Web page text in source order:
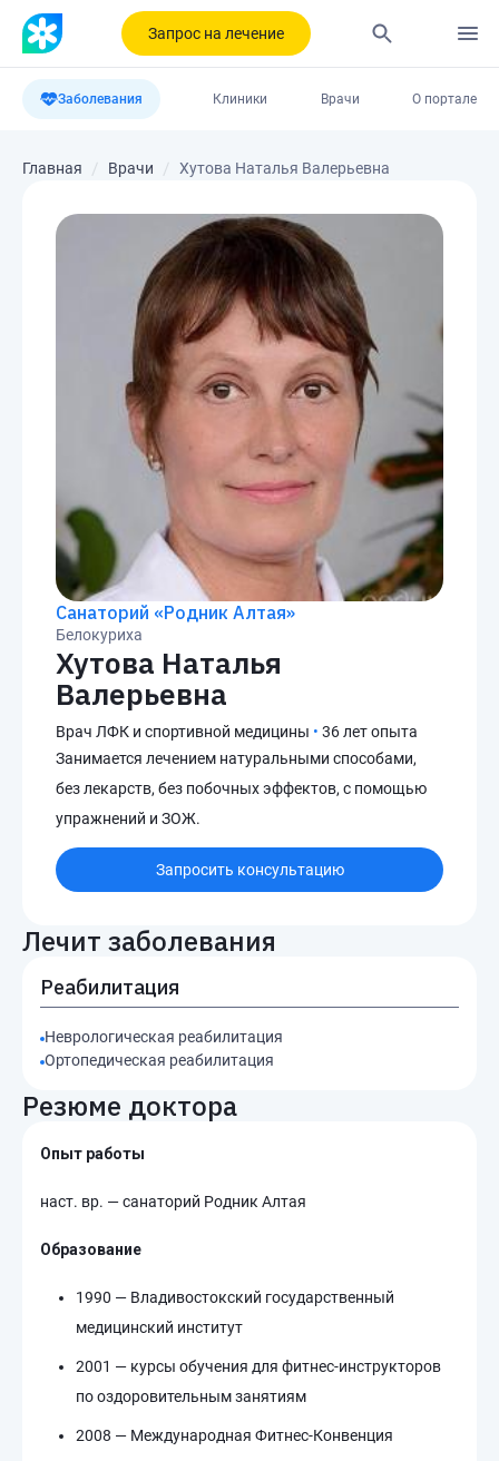
Запрос на лечение
Заболевания Клиники Врачи О портале
Главная Врачи Хутова Наталья Валерьевна
Санаторий «Родник Алтая»
Белокуриха
Хутова Наталья
Валерьевна
Врач ЛФК и спортивной медицины • 36 лет опыта
Занимается лечением натуральными способами,
без лекарств, без побочных эффектов, с помощью
упражнений и ЗОЖ.
Запросить консультацию
Лечит заболевания
Реабилитация
Неврологическая реабилитация
Ортопедическая реабилитация
Резюме доктора
Опыт работы
наст. вр. — санаторий Родник Алтая
Образование
1990 — Владивостокский государственный
медицинский институт
2001 — курсы обучения для фитнес-инструкторов
по оздоровительным занятиям
2008 — Международная Фитнес-Конвенция